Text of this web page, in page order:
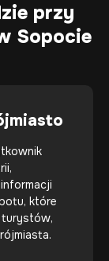
przy
Sopocie
które
turystów,